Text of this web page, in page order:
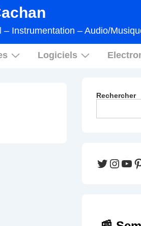
Instrumentation – Audio/
Logiciels
Rechercher
Twitter